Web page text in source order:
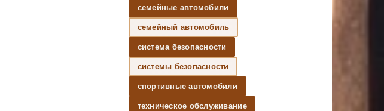
семейные автомобили
семейный автомобиль
система безопасности
системы безопасности
спортивные автомобили
техническое обслуживание